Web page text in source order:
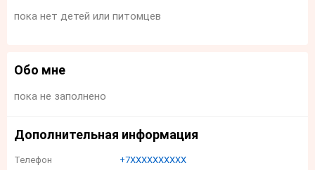
пока нет детей или питомцев
Обо мне
пока не заполнено
Дополнительная информация
Телефон +7XXXXXXXXXX